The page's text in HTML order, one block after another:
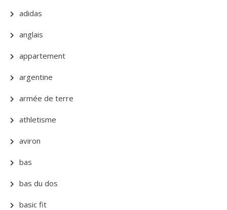
adidas
anglais
appartement
argentine
armée de terre
athletisme
aviron
bas
bas du dos
basic fit